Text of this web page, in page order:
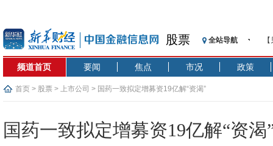
股票 全站导航
记
央
频道首页 要闻 焦点 市况 政策
首页 > 股票 > 上市公司 > 国药一致拟定增募资19亿解“资渴”
国药一致拟定增募资19亿解“资渴